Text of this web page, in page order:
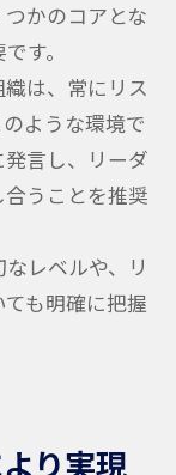
かのコアとな
す。
は、常にリス
ような環境で
言し、リーダ
うことを推奨
レベルや、リ
も明確に把握
り実現